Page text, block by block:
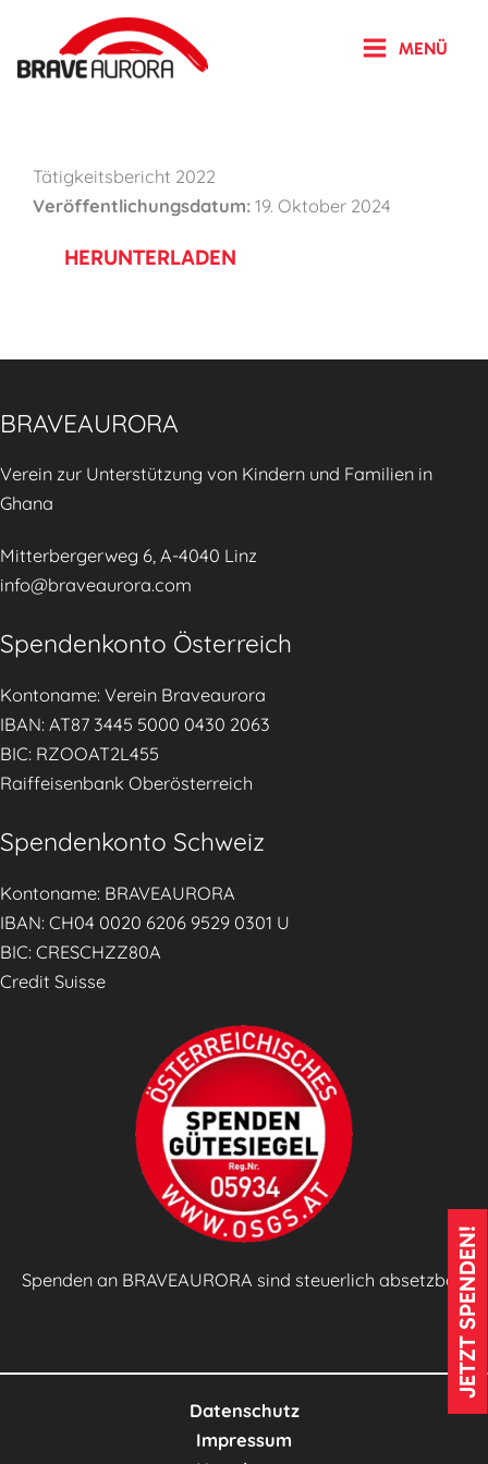
JETZT SPENDEN!
springen
MENÜ
Tätigkeitsbericht 2022
Veröffentlichungsdatum: 19. Oktober 2024
HERUNTERLADEN
BRAVEAURORA
Verein zur Unterstützung von Kindern und Familien in
Ghana
Mitterbergerweg 6, A-4040 Linz
info@braveaurora.com
Spendenkonto Österreich
Kontoname: Verein Braveaurora
IBAN: AT87 3445 5000 0430 2063
BIC: RZOOAT2L455
Raiffeisenbank Oberösterreich
Spendenkonto Schweiz
Kontoname: BRAVEAURORA
IBAN: CH04 0020 6206 9529 0301 U
BIC: CRESCHZZ80A
Credit Suisse
Spenden an BRAVEAURORA sind steuerlich absetzbar!
Datenschutz
Impressum